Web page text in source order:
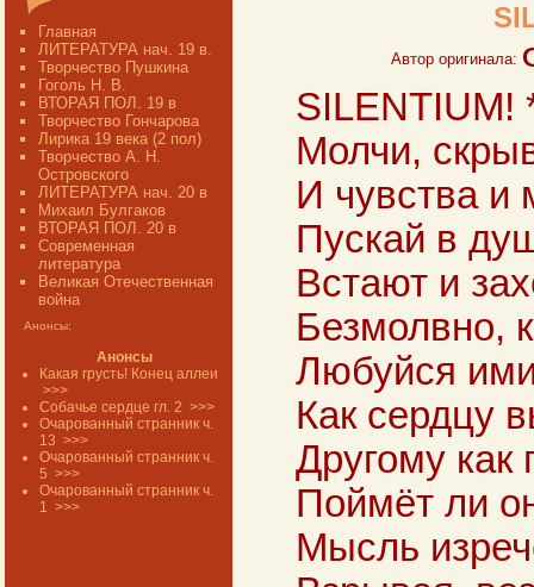
Главная
ЛИТЕРАТУРА нач. 19 в.
Творчество Пушкина
Гоголь Н. В.
ВТОРАЯ ПОЛ. 19 в
Творчество Гончарова
Лирика 19 века (2 пол)
Творчество А. Н.
Островского
ЛИТЕРАТУРА нач. 20 в
Михаил Булгаков
ВТОРАЯ ПОЛ. 20 в
Современная
литература
Великая Отечественная
война
Анонсы:
Анонсы
Какая грусть! Конец аллеи
>>>
Собачье сердце гл. 2 >>>
Очарованный странник ч.
13 >>>
Очарованный странник ч.
5 >>>
Очарованный странник ч.
1 >>>
Автор оригинала:
SILENTIUM!
Молчи,
И чувства и
Пускай в
Встают и
Безмолвно,
Любуйся
Как сердцу
Другому как
Поймёт ли
Мысль